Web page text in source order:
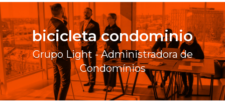
bicicleta condominio
Grupo Light - Administradora de
Condomínios